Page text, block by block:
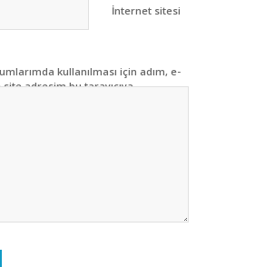
İnternet sitesi
kullanılması için adım, e-
adresim bu tarayıcıya